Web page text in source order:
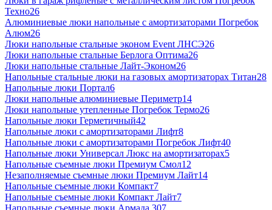
Техно26
Алюминиевые люки напольные с амортизаторами Погребок
Алюм26
Люки напольные стальные эконом Event ЛНСЭ26
Люки напольные стальные Берлога Оптима26
Люки напольные стальные Лайт-Эконом26
Напольные стальные люки на газовых амортизаторах Титан28
Напольные люки Портал6
Люки напольные алюминиевые Периметр14
Люки напольные утепленные Погребок Термо26
Напольные люки Герметичный42
Напольные люки с амортизаторами Лифт8
Напольные люки с амортизаторами Погребок Лифт40
Напольные люки Универсал Люкс на амортизаторах5
Напольные съемные люки Премиум Смол12
Незаполняемые съемные люки Премиум Лайт14
Напольные съемные люки Компакт7
Напольные съемные люки Компакт Лайт7